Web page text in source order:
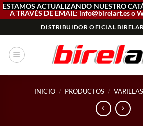
ESTAMOS ACTUALIZANDO NUESTRO
A TRAVÉS DE EMAIL: info@birelart.es o
al
contenido
DISTRIBUIDOR OFICIAL
INICIO / PRODUCTOS /